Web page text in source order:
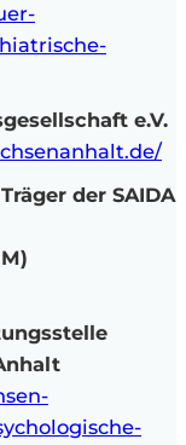
e.V.
der SAIDA